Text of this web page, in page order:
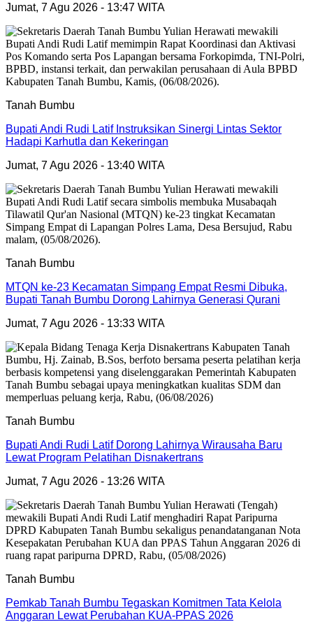
Jumat, 7 Agu 2026 - 13:47 WITA
Tanah Bumbu
Bupati Andi Rudi Latif Instruksikan Sinergi Lintas Sektor
Hadapi Karhutla dan Kekeringan
Jumat, 7 Agu 2026 - 13:40 WITA
Tanah Bumbu
MTQN ke-23 Kecamatan Simpang Empat Resmi Dibuka,
Bupati Tanah Bumbu Dorong Lahirnya Generasi Qurani
Jumat, 7 Agu 2026 - 13:33 WITA
Tanah Bumbu
Bupati Andi Rudi Latif Dorong Lahirnya Wirausaha Baru
Lewat Program Pelatihan Disnakertrans
Jumat, 7 Agu 2026 - 13:26 WITA
Tanah Bumbu
Pemkab Tanah Bumbu Tegaskan Komitmen Tata Kelola
Anggaran Lewat Perubahan KUA-PPAS 2026